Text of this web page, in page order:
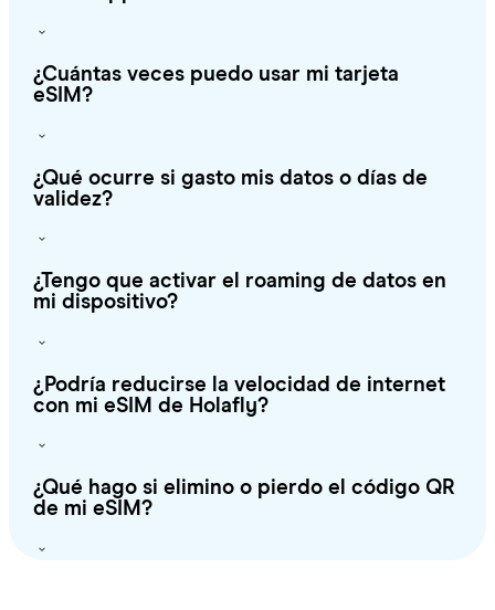
¿Cuántas veces puedo usar mi tarjeta
eSIM?
¿Qué ocurre si gasto mis datos o días de
validez?
¿Tengo que activar el roaming de datos en
mi dispositivo?
¿Podría reducirse la velocidad de internet
con mi eSIM de Holafly?
¿Qué hago si elimino o pierdo el código QR
de mi eSIM?